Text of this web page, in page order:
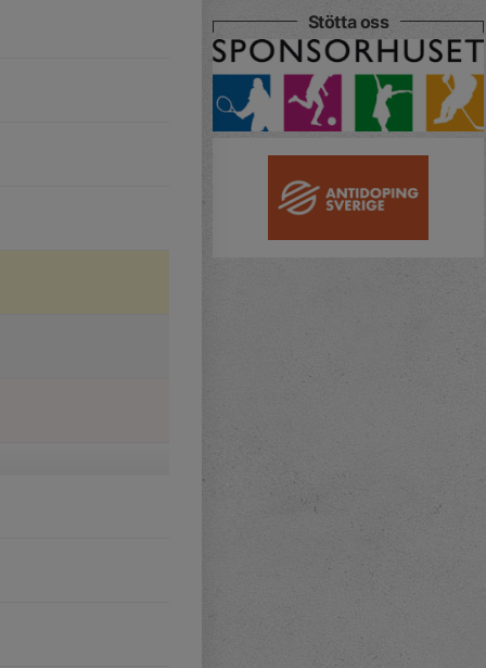
Stötta oss